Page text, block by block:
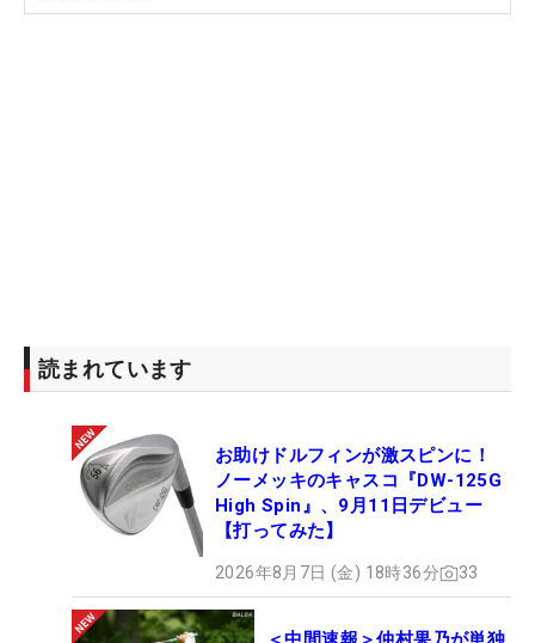
読まれています
お助けドルフィンが激スピンに！
ノーメッキのキャスコ『DW-125G
High Spin』、9月11日デビュー
【打ってみた】
2026年8月7日 (金) 18時36分 33